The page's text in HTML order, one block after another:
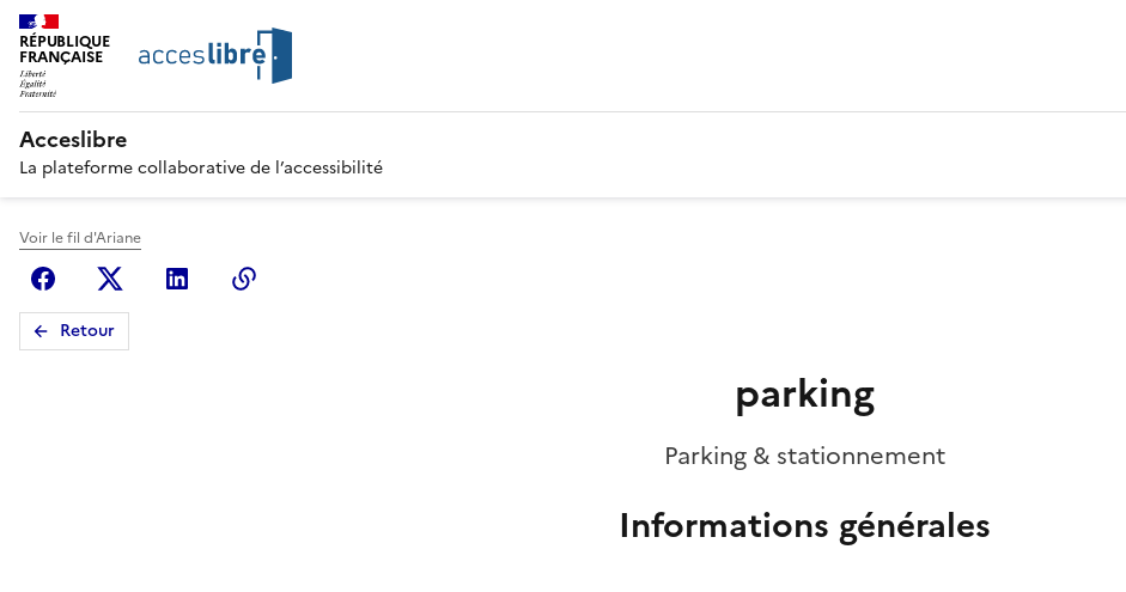
RÉPUBLIQUE
FRANÇAISE
Acceslibre
La plateforme collaborative de l’accessibilité
Voir le fil d'Ariane
FacebookX (anciennement Twitter)
Linkedin
Retour
parking
Parking & stationnement
Informations générales